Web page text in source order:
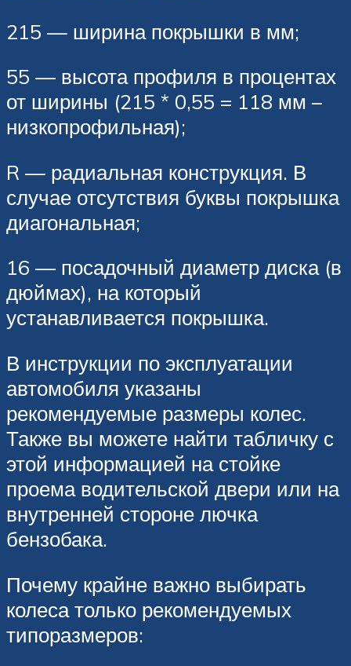
215 — ширина покрышки в мм;
55 — высота профиля в процентах
от ширины (215 * 0,55 = 118 мм –
низкопрофильная);
R — радиальная конструкция. В
случае отсутствия буквы покрышка
диагональная;
16 — посадочный диаметр диска (в
дюймах), на который
устанавливается покрышка.
В инструкции по эксплуатации
автомобиля указаны
рекомендуемые размеры колес.
Также вы можете найти табличку с
этой информацией на стойке
проема водительской двери или на
внутренней стороне лючка
бензобака.
Почему крайне важно выбирать
колеса только рекомендуемых
типоразмеров: